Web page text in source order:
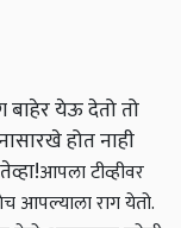
येऊ देतो तो
होत नाही
आपला टीव्हीवर
आपल्याला राग येतो.